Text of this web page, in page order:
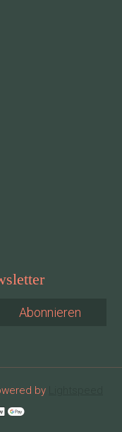
Abonnieren
by